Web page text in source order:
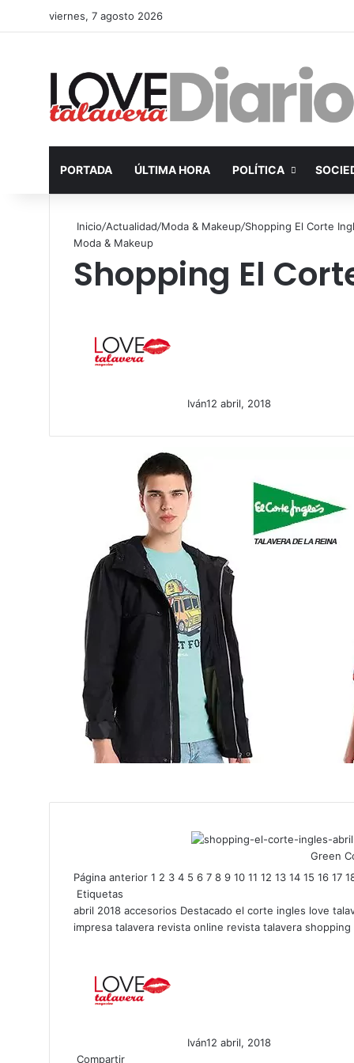
viernes, 7 agosto 2026
PORTADA ÚLTIMA HORA POLÍTICA
Inicio/Actualidad/Moda & Makeup/Shopping El Corte
Moda & Makeup
Shopping El
Iván12 abril, 2018
Green
Página anterior 1 2 3 4 5 6 7 8 9 10 11 12 13 14 15 16 17
Etiquetas
abril 2018 accesorios Destacado el corte ingles love
impresa talavera revista online revista talavera shopping
Iván12 abril, 2018
Compartir